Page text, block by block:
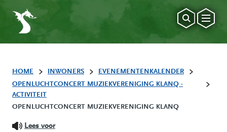
HOME INWONERS
EVENEMENTENKALENDER
OPENLUCHTCONCERT MUZIEKVERENIGING KLANQ -
ACTIVITEIT
OPENLUCHTCONCERT MUZIEKVERENIGING KLANQ
Lees voor